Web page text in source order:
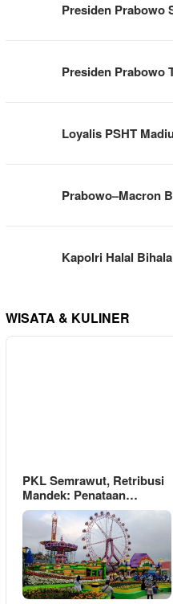
Presiden Prabowo
Presiden Prabowo
Loyalis PSHT
Prabowo–Macron
Kapolri Halal
WISATA & KULINER
PKL Semrawut, Retribusi
Mandek: Penataan…